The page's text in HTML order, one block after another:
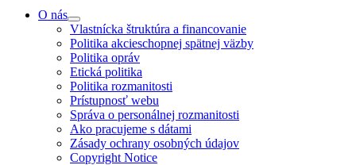
O nás
Vlastnícka štruktúra a financovanie
Politika akcieschopnej spätnej väzby
Politika opráv
Etická politika
Politika rozmanitosti
Prístupnosť webu
Správa o personálnej rozmanitosti
Ako pracujeme s dátami
Zásady ochrany osobných údajov
Copyright Notice